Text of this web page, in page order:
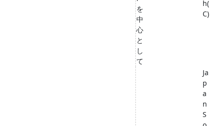
を
中
心
と
し
て
h(
C)
Ja
p
a
n
S